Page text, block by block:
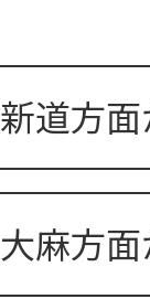
新道方
大麻方